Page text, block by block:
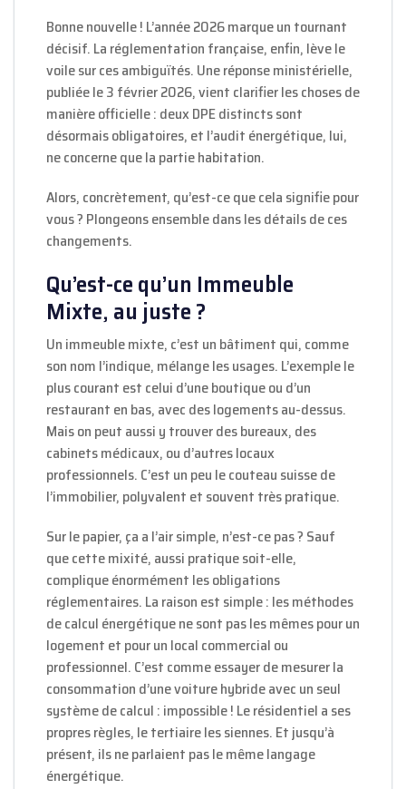
Bonne nouvelle ! L’année 2026 marque un tournant
décisif. La réglementation française, enfin, lève le
voile sur ces ambiguïtés. Une réponse ministérielle,
publiée le 3 février 2026, vient clarifier les choses de
manière officielle : deux DPE distincts sont
désormais obligatoires, et l’audit énergétique, lui,
ne concerne que la partie habitation.
Alors, concrètement, qu’est-ce que cela signifie pour
vous ? Plongeons ensemble dans les détails de ces
changements.
Qu’est-ce qu’un Immeuble
Mixte, au juste ?
Un immeuble mixte, c’est un bâtiment qui, comme
son nom l’indique, mélange les usages. L’exemple le
plus courant est celui d’une boutique ou d’un
restaurant en bas, avec des logements au-dessus.
Mais on peut aussi y trouver des bureaux, des
cabinets médicaux, ou d’autres locaux
professionnels. C’est un peu le couteau suisse de
l’immobilier, polyvalent et souvent très pratique.
Sur le papier, ça a l’air simple, n’est-ce pas ? Sauf
que cette mixité, aussi pratique soit-elle,
complique énormément les obligations
réglementaires. La raison est simple : les méthodes
de calcul énergétique ne sont pas les mêmes pour un
logement et pour un local commercial ou
professionnel. C’est comme essayer de mesurer la
consommation d’une voiture hybride avec un seul
système de calcul : impossible ! Le résidentiel a ses
propres règles, le tertiaire les siennes. Et jusqu’à
présent, ils ne parlaient pas le même langage
énergétique.